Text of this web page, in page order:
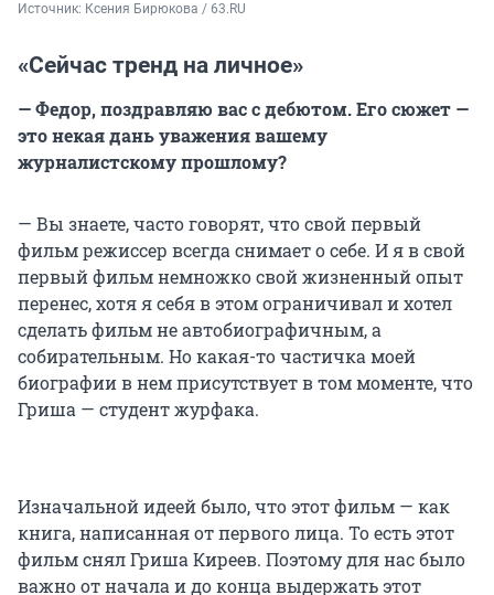
Источник: Ксения Бирюкова / 63.RU
«Сейчас тренд на личное»
— Федор, поздравляю вас с дебютом. Его сюжет —
это некая дань уважения вашему
журналистскому прошлому?
— Вы знаете, часто говорят, что свой первый
фильм режиссер всегда снимает о себе. И я в свой
первый фильм немножко свой жизненный опыт
перенес, хотя я себя в этом ограничивал и хотел
сделать фильм не автобиографичным, а
собирательным. Но какая-то частичка моей
биографии в нем присутствует в том моменте, что
Гриша — студент журфака.
Изначальной идеей было, что этот фильм — как
книга, написанная от первого лица. То есть этот
фильм снял Гриша Киреев. Поэтому для нас было
важно от начала и до конца выдержать этот